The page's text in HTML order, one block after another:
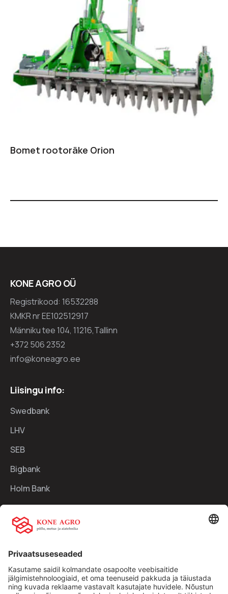
Bomet rootoräke Orion
KONE AGRO OÜ
Registrikood: 16532288
KMKR nr EE102512917
Männiku tee 104, 11216,Tallinn
+372 506 2352
info@koneagro.ee
Liisingu info:
Swedbank
LHV
SEB
Bigbank
Holm Bank
Kiirlingid:
Traktorid
Kasutatud tehnika
Kontakt